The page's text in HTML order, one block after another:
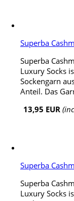
Superba
Superba
Luxury Socks
Sockengarn
Anteil. Das
13,95 EUR
Superba
Superba
Luxury Socks